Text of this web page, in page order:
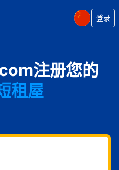
登录
注册您的
租屋
餐旅馆